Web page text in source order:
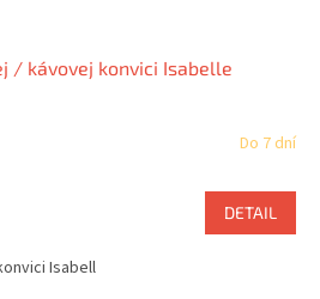
/ kávovej konvici Isabelle
Do 7 dní
DETAIL
Isabell